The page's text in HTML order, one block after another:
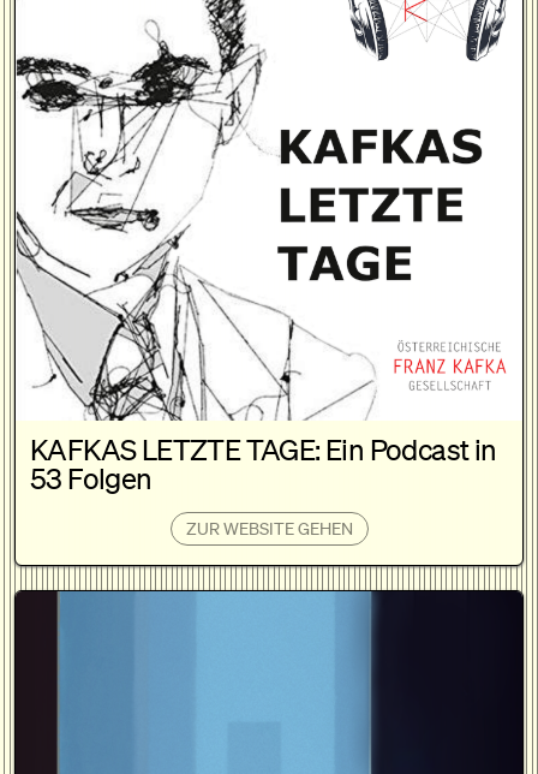
KAFKAS LETZTE TAGE: Ein Podcast in
53 Folgen
ZUR WEBSITE GEHEN